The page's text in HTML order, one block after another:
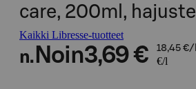
care, 200ml,
Kaikki Libresse-tuotteet
n. Noin3,69 € 18,45 €/l
€/l